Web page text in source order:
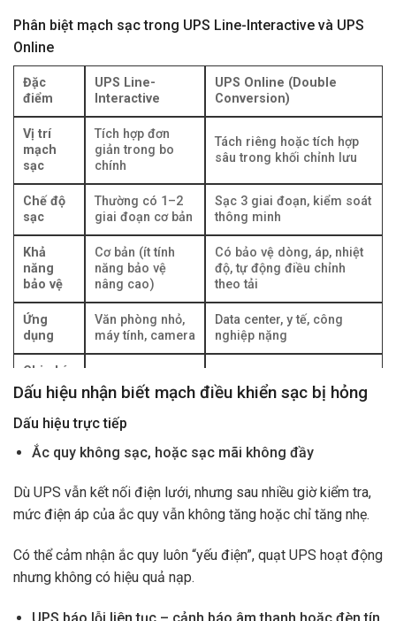
Phân biệt mạch sạc trong UPS Line-Interactive và UPS
Online
Đặc
điểm
UPS Line-
Interactive
UPS Online (Double
Conversion)
Vị trí
mạch
sạc
Tích hợp đơn
giản trong bo
chính
Tách riêng hoặc tích hợp
sâu trong khối chỉnh lưu
Chế độ
sạc
Thường có 1–2
giai đoạn cơ bản
Sạc 3 giai đoạn, kiểm soát
thông minh
Khả
năng
bảo vệ
Cơ bản (ít tính
năng bảo vệ
nâng cao)
Có bảo vệ dòng, áp, nhiệt
độ, tự động điều chỉnh
theo tải
Ứng
dụng
Văn phòng nhỏ,
máy tính, camera
Data center, y tế, công
nghiệp nặng
Chi phí
linh kiện
sạc
thay
Cao hơn, thiết kế phức tạp
Dấu hiệu nhận biết mạch điều khiển sạc bị hỏng
Dấu hiệu trực tiếp
Ắc quy không sạc, hoặc sạc mãi không đầy
Dù UPS vẫn kết nối điện lưới, nhưng sau nhiều giờ kiểm tra,
mức điện áp của ắc quy vẫn không tăng hoặc chỉ tăng nhẹ.
Có thể cảm nhận ắc quy luôn “yếu điện”, quạt UPS hoạt động
nhưng không có hiệu quả nạp.